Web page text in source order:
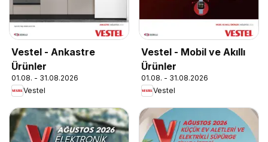
Vestel - Ankastre
Ürünler
01.08. - 31.08.2026
Vestel
Vestel - Mobil ve Akıllı
Ürünler
01.08. - 31.08.2026
Vestel